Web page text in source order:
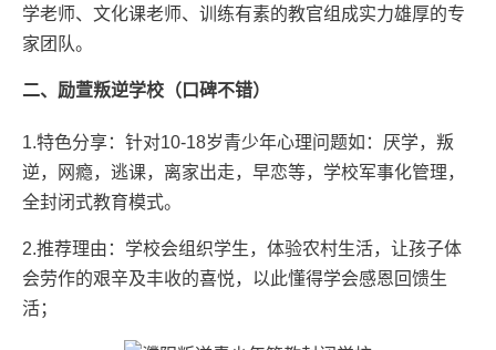
学老师、文化课老师、训练有素的教官组成实力雄厚的专
家团队。
二、励萱叛逆学校（口碑不错）
1.特色分享：针对10-18岁青少年心理问题如：厌学，叛
逆，网瘾，逃课，离家出走，早恋等，学校军事化管理，
全封闭式教育模式。
2.推荐理由：学校会组织学生，体验农村生活，让孩子体
会劳作的艰辛及丰收的喜悦，以此懂得学会感恩回馈生
活；